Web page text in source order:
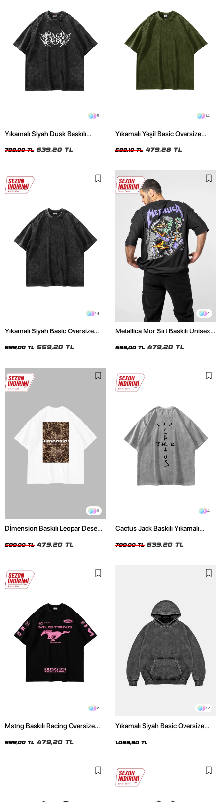
5
Yıkamalı Siyah Dusk Baskılı
799,00 TL 639,20 TL
14
Yıkamalı Yeşil Basic Oversize
599,10 TL 479,28 TL
14
Yıkamalı Siyah Basic Oversize
699,00 TL 559,20 TL
4
Metallica Mor Sırt Baskılı Unisex
599,00 TL 479,20 TL
6
Dİmension Baskılı Leopar Desenli
Tshirt
599,00 TL 479,20 TL
4
Cactus Jack Baskılı Yıkamalı
799,00 TL 639,20 TL
2
Mstng Baskılı Racing Oversize
599,00 TL 479,20 TL
17
Yıkamalı Siyah Basic Oversize
1.099,90 TL